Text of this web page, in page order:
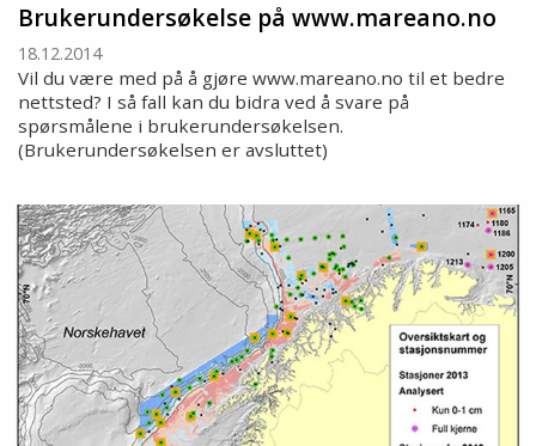
Brukerundersøkelse på www.mareano.no
18.12.2014
Vil du være med på å gjøre www.mareano.no til et bedre
nettsted? I så fall kan du bidra ved å svare på
spørsmålene i brukerundersøkelsen.
(Brukerundersøkelsen er avsluttet)